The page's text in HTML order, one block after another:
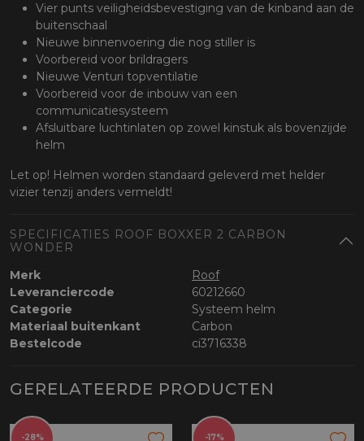
Vier punts veiligheidsbevestiging van de kinband aan de
buitenschaal
Nieuwe binnenvoering die nog stiller is
Voorbereid voor brildragers
Nieuwe Venturi topventilatie
Voorbereid voor de inbouw van een
communicatiesysteem
Afsluitbare luchtinlaten op zowel kinstuk als bovenzijde
helm
Let op! Helmen worden standaard geleverd met helder
vizier tenzij anders vermeldt!
SPECIFICATIES ROOF BOXXER 2 CARBON
WONDER
Merk
Roof
Leveranciercode
60212660
Categorie
Systeem helm
Materiaal buitenkant
Carbon
Bestelcode
ci3716338
GERELATEERDE PRODUCTEN
-28% -17%